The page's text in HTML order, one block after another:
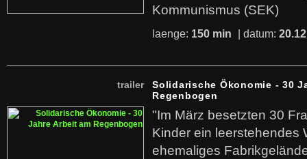
Kommunismus (SEK)
laenge: 150 min | datum:
trailer
Solidarische Ökonomie - 30
Regenbogen
"Im März besetzten 30
Kinder ein leerstehendes
ehemaliges